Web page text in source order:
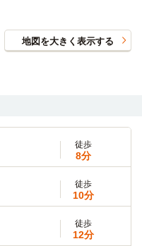
地図を大きく表示する
徒歩
8分
徒歩
10分
徒歩
12分